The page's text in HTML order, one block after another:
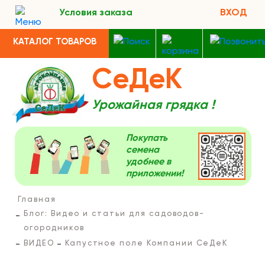
Условия заказа ВХОД
КАТАЛОГ ТОВАРОВ
СеДеК
Урожайная грядка !
Покупать
семена
удобнее в
приложении!
Главная
Блог: Видео и статьи для садоводов-
огородников
ВИДЕО
Капустное поле Компании СеДеК